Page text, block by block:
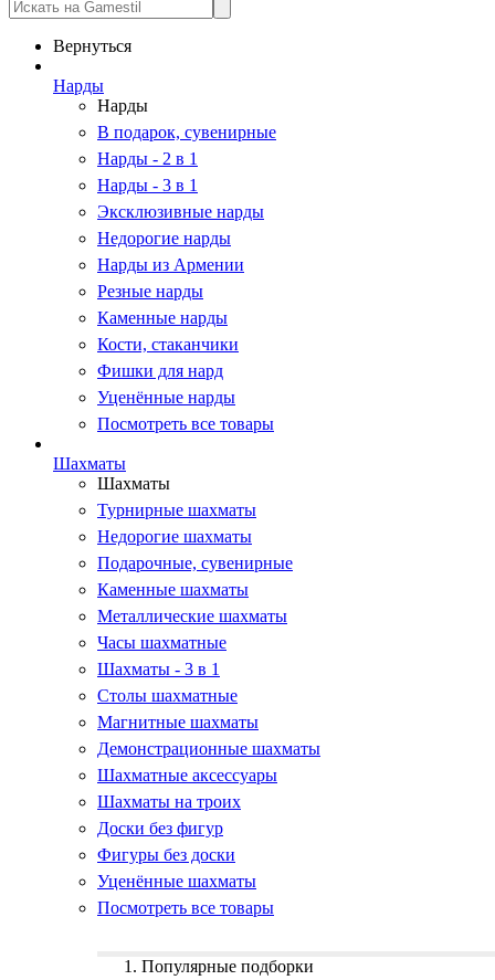
Вернуться
Нарды
Нарды
В подарок, сувенирные
Нарды - 2 в 1
Нарды - 3 в 1
Эксклюзивные нарды
Недорогие нарды
Нарды из Армении
Резные нарды
Каменные нарды
Кости, стаканчики
Фишки для нард
Уценённые нарды
Посмотреть все товары
Шахматы
Шахматы
Турнирные шахматы
Недорогие шахматы
Подарочные, сувенирные
Каменные шахматы
Металлические шахматы
Часы шахматные
Шахматы - 3 в 1
Столы шахматные
Магнитные шахматы
Демонстрационные шахматы
Шахматные аксессуары
Шахматы на троих
Доски без фигур
Фигуры без доски
Уценённые шахматы
Посмотреть все товары
Популярные подборки